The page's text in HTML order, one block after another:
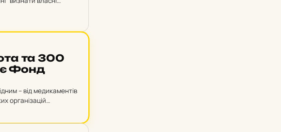
та 300
Фонд
– від медикаментів
організацій